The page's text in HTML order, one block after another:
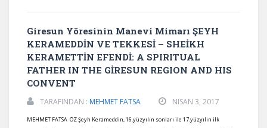
Giresun Yöresinin Manevi Mimarı ŞEYH
KERAMEDDİN VE TEKKESİ – SHEİKH
KERAMETTİN EFENDİ: A SPIRITUAL
FATHER IN THE GİRESUN REGION AND HIS
CONVENT
TARAFINDAN : MEHMET FATSA NISAN 3, 2017
MEHMET FATSA ÖZ Şeyh Kerameddin, 16.yüzyılın sonları ile 17.yüzyılın ilk